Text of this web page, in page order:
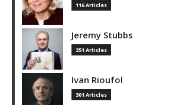
116 Articles
Jeremy Stubbs
351 Articles
Ivan Rioufol
301 Articles